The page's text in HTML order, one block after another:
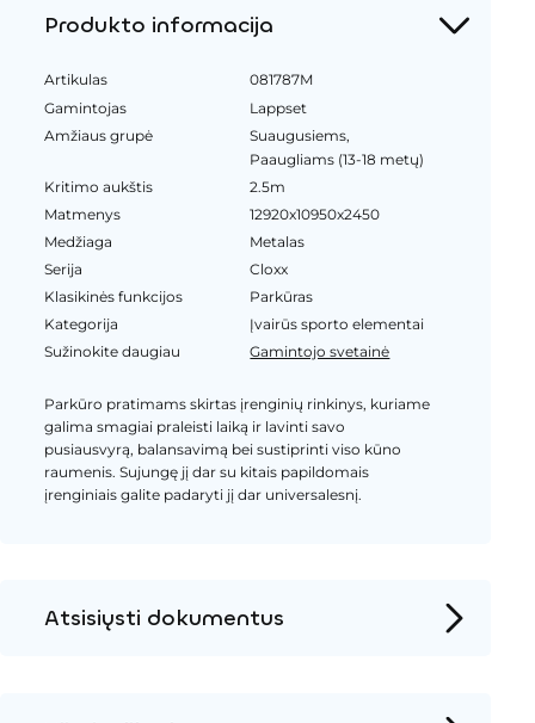
Produkto informacija
Artikulas
081787M
Gamintojas
Lappset
Amžiaus grupė
Suaugusiems,
Paaugliams (13-18 metų)
Kritimo aukštis
2.5m
Matmenys
12920x10950x2450
Medžiaga
Metalas
Serija
Cloxx
Klasikinės funkcijos
Parkūras
Kategorija
Įvairūs sporto elementai
Sužinokite daugiau
Gamintojo svetainė
Parkūro pratimams skirtas įrenginių rinkinys, kuriame
galima smagiai praleisti laiką ir lavinti savo
pusiausvyrą, balansavimą bei sustiprinti viso kūno
raumenis. Sujungę jį dar su kitais papildomais
įrenginiais galite padaryti jį dar universalesnį.
Atsisiųsti dokumentus